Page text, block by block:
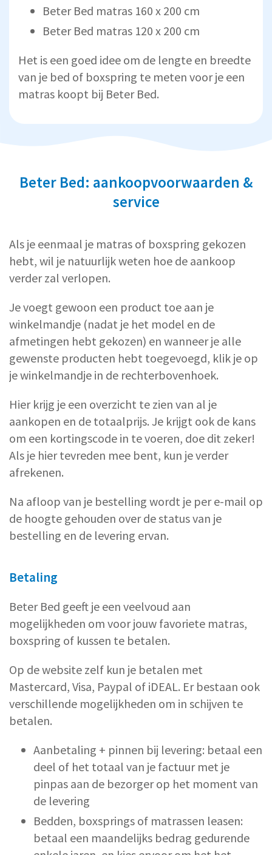
Beter Bed matras 160 x 200 cm
Beter Bed matras 120 x 200 cm
Het is een goed idee om de lengte en breedte
van je bed of boxspring te meten voor je een
matras koopt bij Beter Bed.
Beter Bed: aankoopvoorwaarden &
service
Als je eenmaal je matras of boxspring gekozen
hebt, wil je natuurlijk weten hoe de aankoop
verder zal verlopen.
Je voegt gewoon een product toe aan je
winkelmandje (nadat je het model en de
afmetingen hebt gekozen) en wanneer je alle
gewenste producten hebt toegevoegd, klik je op
je winkelmandje in de rechterbovenhoek.
Hier krijg je een overzicht te zien van al je
aankopen en de totaalprijs. Je krijgt ook de kans
om een kortingscode in te voeren, doe dit zeker!
Als je hier tevreden mee bent, kun je verder
afrekenen.
Na afloop van je bestelling wordt je per e-mail op
de hoogte gehouden over de status van je
bestelling en de levering ervan.
Betaling
Beter Bed geeft je een veelvoud aan
mogelijkheden om voor jouw favoriete matras,
boxspring of kussen te betalen.
Op de website zelf kun je betalen met
Mastercard, Visa, Paypal of iDEAL. Er bestaan ook
verschillende mogelijkheden om in schijven te
betalen.
Aanbetaling + pinnen bij levering: betaal een
deel of het totaal van je factuur met je
pinpas aan de bezorger op het moment van
de levering
Bedden, boxsprings of matrassen leasen:
betaal een maandelijks bedrag gedurende